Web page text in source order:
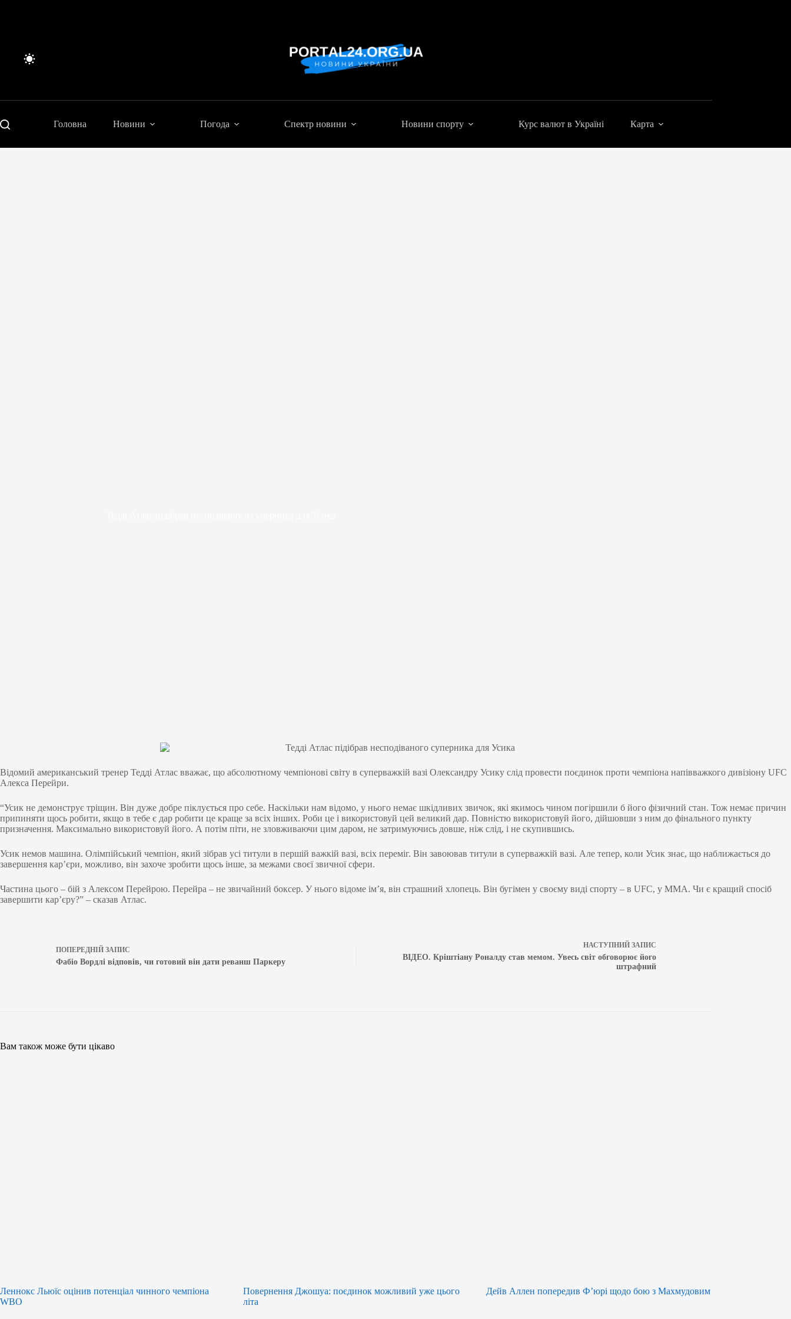
Головна Новини Погода Спектр новини Новини спорту Курс валют в Україні Карта
Відомий американський тренер Тедді Атлас вважає, що абсолютному чемпіонові світу в суперважкій вазі Олександру Усику слід провести поєдинок проти чемпіона напівважкого дивізіону UFC
Алекса Перейри.
“Усик не демонструє тріщин. Він дуже добре піклується про себе. Наскільки нам відомо, у нього немає шкідливих звичок, які якимось чином погіршили б його фізичний стан. Тож немає причин
припиняти щось робити, якщо в тебе є дар робити це краще за всіх інших. Роби це і використовуй цей великий дар. Повністю використовуй його, дійшовши з ним до фінального пункту
призначення. Максимально використовуй його. А потім піти, не зловживаючи цим даром, не затримуючись довше, ніж слід, і не скупившись.
Усик немов машина. Олімпійський чемпіон, який зібрав усі титули в першій важкій вазі, всіх переміг. Він завоював титули в суперважкій вазі. Але тепер, коли Усик знає, що наближається до
завершення кар’єри, можливо, він захоче зробити щось інше, за межами своєї звичної сфери.
Частина цього – бій з Алексом Перейрою. Перейра – не звичайний боксер. У нього відоме ім’я, він страшний хлопець. Він бугімен у своєму виді спорту – в UFC, у ММА. Чи є кращий спосіб
завершити кар’єру?” – сказав Атлас.
ПОПЕРЕДНІЙ ЗАПИС
Фабіо Вордлі відповів, чи готовий він дати реванш Паркеру
НАСТУПНИЙ ЗАПИС
ВІДЕО. Кріштіану Роналду став мемом. Увесь світ обговорює його
штрафний
Вам також може бути цікаво
Леннокс Льюїс оцінив потенціал чинного чемпіона
WBO
Повернення Джошуа: поєдинок можливий уже цього
літа
Дейв Аллен попередив Ф’юрі щодо бою з Махмудовим